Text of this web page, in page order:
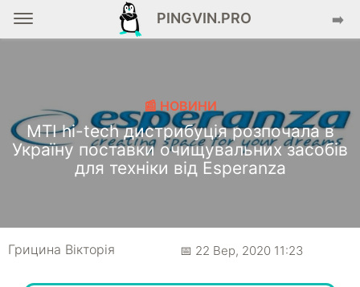
PINGVIN.PRO ➡️
📰 НОВИНИ
MTI hi-tech дистрибуція розпочала в
Україну поставки очищувальних засобів
для техніки від Esperanza
Грицина Вікторія 📅 22 Вер, 2020 11:23